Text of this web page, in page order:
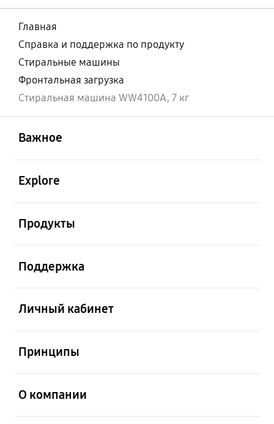
Главная
Справка и поддержка по продукту
Стиральные машины
Фронтальная загрузка
Стиральная машина WW4100A, 7 кг
Важное
Explore
Продукты
Поддержка
Личный кабинет
Принципы
О компании